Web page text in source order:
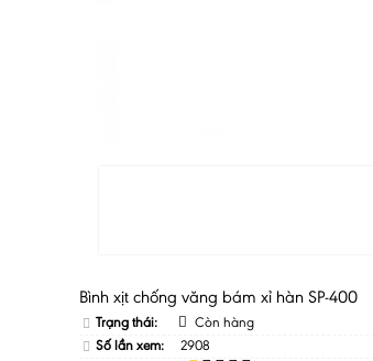
Bình xịt chống văng bám xỉ hàn SP-400
Trạng thái:
Còn hàng
Số lần xem:
2908